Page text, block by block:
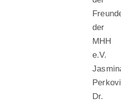
der
MHH
e.V.
Dr.